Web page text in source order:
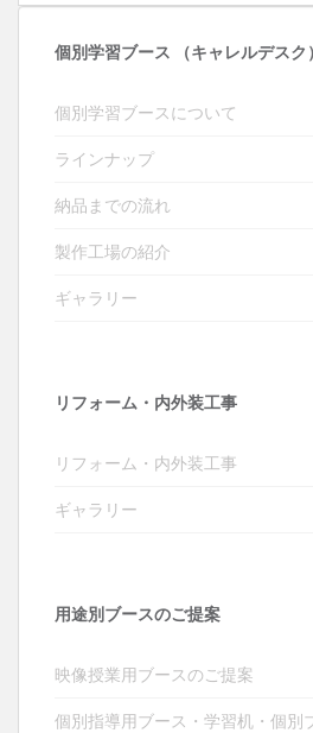
個別学習ブース （キャレルデスク）
個別学習ブースについて
ラインナップ
納品までの流れ
製作工場の紹介
ギャラリー
リフォーム・内外装工事
リフォーム・内外装工事
ギャラリー
用途別ブースのご提案
映像授業用ブースのご提案
個別指導用ブース・学習机・個別